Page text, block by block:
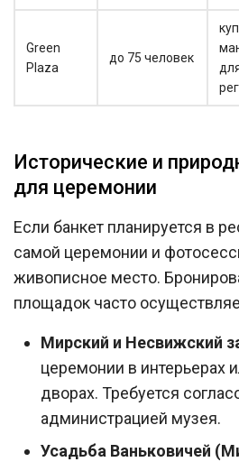
Green
Plaza
до 75 человек
Исторические и
для церемонии
Если банкет планируется в
самой церемонии и
живописное место.
площадок часто
Мирский и Несвижский
церемонии в интерьерах
дворах. Требуется
администрацией музея.
Усадьба Ваньковичей